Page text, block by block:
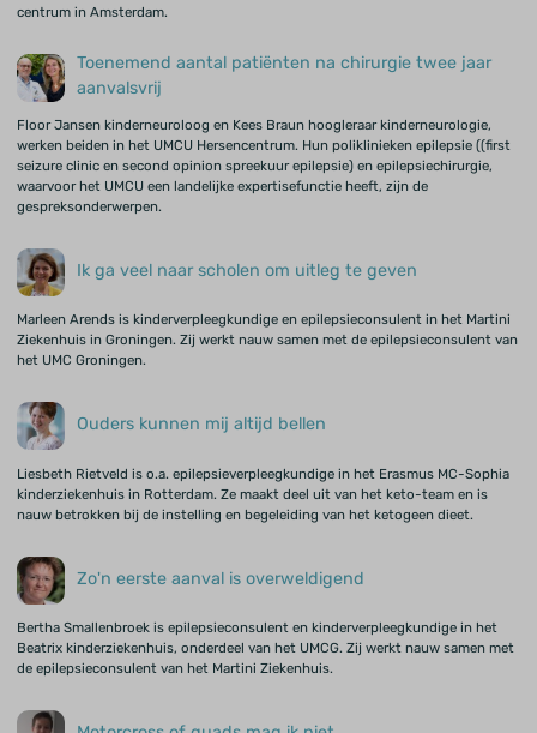
centrum in Amsterdam.
Toenemend aantal patiënten na chirurgie twee jaar
aanvalsvrij
Floor Jansen kinderneuroloog en Kees Braun hoogleraar kinderneurologie,
werken beiden in het UMCU Hersencentrum. Hun poliklinieken epilepsie ((first
seizure clinic en second opinion spreekuur epilepsie) en epilepsiechirurgie,
waarvoor het UMCU een landelijke expertisefunctie heeft, zijn de
gespreksonderwerpen.
Ik ga veel naar scholen om uitleg te geven
Marleen Arends is kinderverpleegkundige en epilepsieconsulent in het Martini
Ziekenhuis in Groningen. Zij werkt nauw samen met de epilepsieconsulent van
het UMC Groningen.
Ouders kunnen mij altijd bellen
Liesbeth Rietveld is o.a. epilepsieverpleegkundige in het Erasmus MC-Sophia
kinderziekenhuis in Rotterdam. Ze maakt deel uit van het keto-team en is
nauw betrokken bij de instelling en begeleiding van het ketogeen dieet.
Zo'n eerste aanval is overweldigend
Bertha Smallenbroek is epilepsieconsulent en kinderverpleegkundige in het
Beatrix kinderziekenhuis, onderdeel van het UMCG. Zij werkt nauw samen met
de epilepsieconsulent van het Martini Ziekenhuis.